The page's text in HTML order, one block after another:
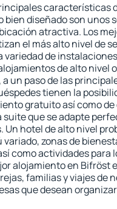
características
bien diseñado son unos
atractiva. Los
el más alto nivel de
variedad de
de alto nivel
un paso de las
tienen la
gratuito así como
que se adapte
Un hotel de alto nivel
zonas de
como actividades para
alojamiento en Bifröst
familias y viajes de
que desean